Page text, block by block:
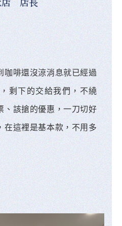
咖啡還沒涼消息就已經過
剩下的交給我們，不繞
、該搶的優惠，一刀切好
在這裡是基本款，不用多